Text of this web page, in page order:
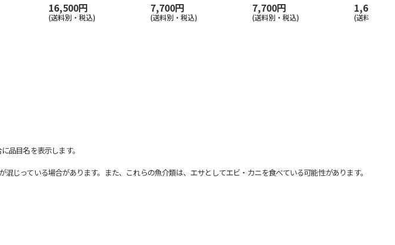
16,500円
(送料別・税込)
7,700円
(送料別・税込)
7,700円
(送料別・税込)
1,650円
(送料別・税
品目名を表示します。
っている場合があります。また、これらの魚介類は、エサとしてエビ・カニを食べている可能性があります。